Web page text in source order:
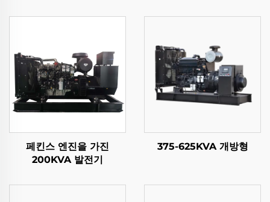
페킨스 엔진을 가진
200KVA 발전기
375-625KVA 개방형